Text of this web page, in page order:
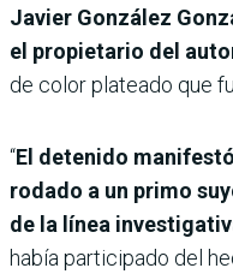
Javier González
el propietario del
de color plateado que
“El detenido
rodado a un primo
de la línea
había participado del